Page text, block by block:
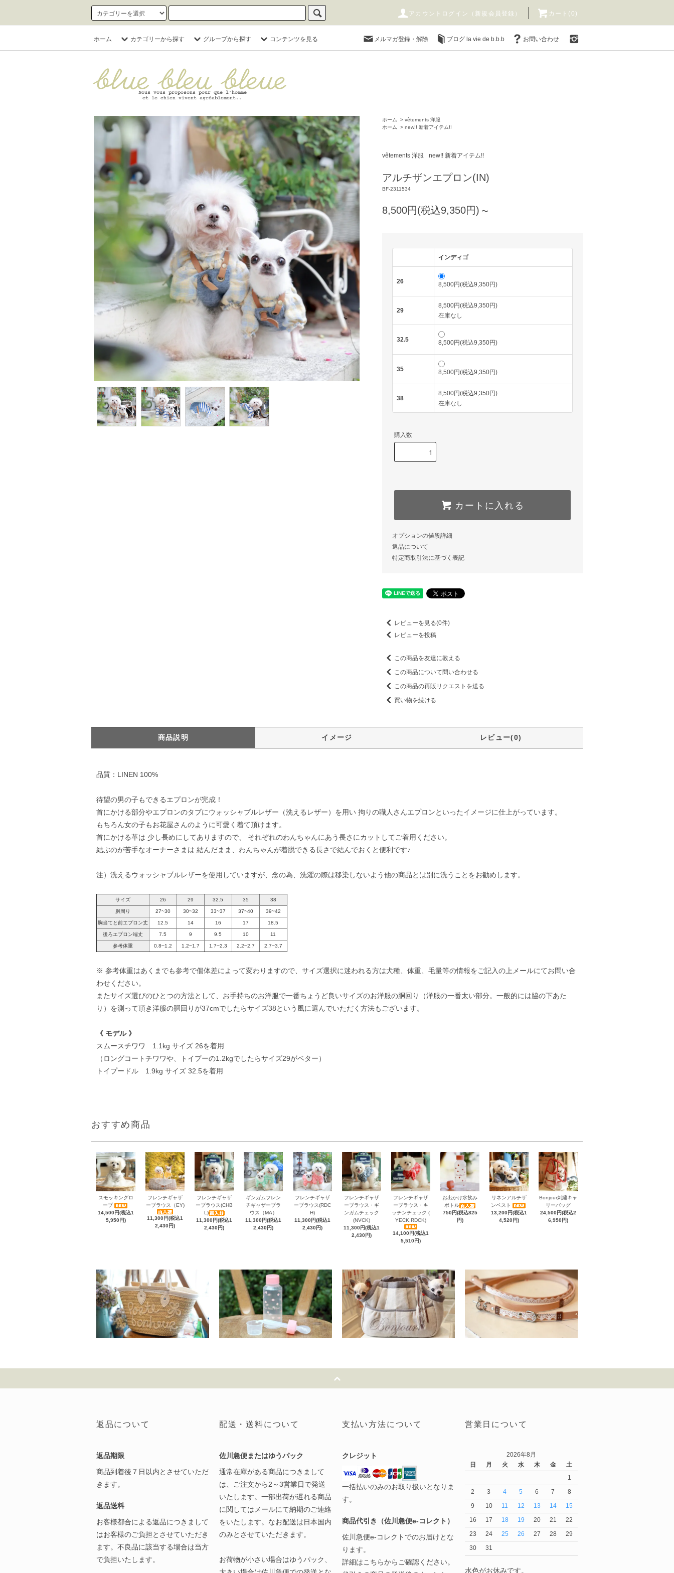
アカウントログイン（新規会員登録） カート(0)
ホーム カテゴリーから探す グループから探す コンテンツを見る メルマガ登録・解除 ブログ la vie de b.b.b お問い合わせ
ホーム > vêtements 洋服
ホーム
> new!! 新着アイテム!!
vêtements 洋服 new!! 新着アイテム!!
アルチザンエプロン(IN)
BF-2311534
8,500円(税込9,350円) 〜
インディゴ
26 8,500円(税込9,350円)
29
8,500円(税込9,350円)
在庫なし
32.5 8,500円(税込9,350円)
35 8,500円(税込9,350円)
38
8,500円(税込9,350円)
在庫なし
購入数
カートに入れる
オプションの値段詳細
返品について
特定商取引法に基づく表記
レビューを見る(0件)
レビューを投稿
この商品を友達に教える
この商品について問い合わせる
この商品の再販リクエストを送る
買い物を続ける
商品説明 イメージ レビュー(0)
品質：LINEN 100%
待望の男の子もできるエプロンが完成！
首にかける部分やエプロンのタブにウォッシャブルレザー（洗えるレザー）を用い 拘りの職人さんエプロンといったイメージに仕上がっています。
もちろん女の子もお花屋さんのように可愛く着て頂けます。
首にかける革は 少し長めにしてありますので、 それぞれのわんちゃんにあう長さにカットしてご着用ください。
結ぶのが苦手なオーナーさまは 結んだまま、わんちゃんが着脱できる長さで結んでおくと便利です♪
注）洗えるウォッシャブルレザーを使用していますが、念の為、洗濯の際は移染しないよう他の商品とは別に洗うことをお勧めします。
サイズ 26 29 32.5 35 38
胴周り 27~30 30~32 33~37 37~40 39~42
胸当てと前エプロン丈 12.5 14 16 17 18.5
後ろエプロン端丈 7.5 9 9.5 10 11
参考体重 0.8~1.2 1.2~1.7 1.7~2.3 2.2~2.7 2.7~3.7
※ 参考体重はあくまでも参考で個体差によって変わりますので、サイズ選択に迷われる方は犬種、体重、毛量等の情報をご記入の上メールにてお問い合
わせください。
またサイズ選びのひとつの方法として、お手持ちのお洋服で一番ちょうど良いサイズのお洋服の胴回り（洋服の一番太い部分。一般的には脇の下あた
り）を測って頂き洋服の胴回りが37cmでしたらサイズ38という風に選んでいただく方法もございます。
《 モデル 》
スムースチワワ 1.1kg サイズ 26を着用
（ロングコートチワワや、トイプーの1.2kgでしたらサイズ29がベター）
トイプードル 1.9kg サイズ 32.5を着用
おすすめ商品
スモッキングロ
ーブ
14,500円(税込1
5,950円)
フレンチギャザ
ーブラウス（EY)
11,300円(税込1
2,430円)
フレンチギャザ
ーブラウス(CHB
L)
11,300円(税込1
2,430円)
ギンガムフレン
チギャザーブラ
ウス（MA）
11,300円(税込1
2,430円)
フレンチギャザ
ーブラウス(RDC
H)
11,300円(税込1
2,430円)
フレンチギャザ
ーブラウス・ギ
ンガムチェック
(NVCK)
11,300円(税込1
2,430円)
フレンチギャザ
ーブラウス・キ
ッチンチェック (
YECK,RDCK)
14,100円(税込1
5,510円)
お出かけ水飲み
ボトル
750円(税込825
円)
リネンアルチザ
ンベスト
13,200円(税込1
4,520円)
Bonjour刺繍キャ
リーバッグ
24,500円(税込2
6,950円)
返品について
返品期限
商品到着後７日以内とさせていただ
きます。
返品送料
お客様都合による返品につきまして
はお客様のご負担とさせていただき
ます。不良品に該当する場合は当方
で負担いたします。
配送・送料について
佐川急便またはゆうパック
通常在庫がある商品につきまして
は、ご注文から2～3営業日で発送
いたします。一部出荷が遅れる商品
に関してはメールにて納期のご連絡
をいたします。なお配送は日本国内
のみとさせていただきます。
お荷物が小さい場合はゆうパック、
支払い方法について
クレジット
一括払いのみのお取り扱いとなりま
す。
商品代引き（佐川急便e-コレクト）
佐川急便e-コレクトでのお届けとな
ります。
詳細はこちらからご確認ください。
営業日について
2026年8月
日
月 火 水 木 金
土
1
2
3 4 5 6 7
8
9
10 11 12 13 14
15
16
17 18 19 20 21
22
23
24 25 26 27 28
29
30
31
水色がお休みです。